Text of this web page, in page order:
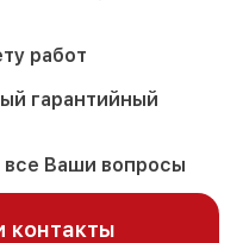
работ
гарантийный
все Ваши вопросы
контакты